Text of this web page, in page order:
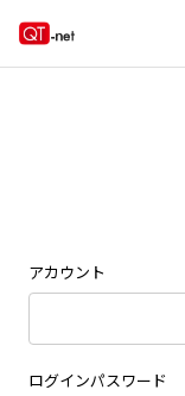
アカウント
ログインパスワード